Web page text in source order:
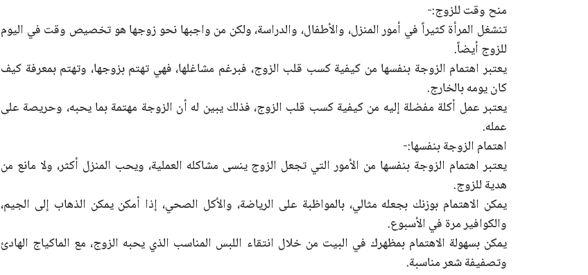
منح وقت للزوج:-
تنشغل المرأة كثيراً في أمور المنزل، والأطفال، والدراسة، ولكن من واجبها نحو زوجها هو تخصيص وقت في اليوم
للزوج أيضاً.
يعتبر اهتمام الزوجة بنفسها من كيفية كسب قلب الزوج، فبرغم مشاغلها، فهي تهتم بزوجها، وتهتم بمعرفة كيف
كان يومه بالخارج.
يعتبر عمل أكلة مفضلة إليه من كيفية كسب قلب الزوج، فذلك يبين له أن الزوجة مهتمة بما يحبه، وحريصة على
عمله.
اهتمام الزوجة بنفسها:-
يعتبر اهتمام الزوجة بنفسها من الأمور التي تجعل الزوج ينسى مشاكله العملية، ويحب المنزل أكثر، ولا مانع من
هدية للزوج.
يمكن الاهتمام بوزنك بجعله مثالي، بالمواظبة على الرياضة، والأكل الصحي، إذا أمكن يمكن الذهاب إلى الجيم،
والكوافير مرة في الأسبوع.
يمكن بسهولة الاهتمام بمظهرك في البيت من خلال انتقاء اللبس المناسب الذي يحبه الزوج، مع الماكياج الهادئ
وتصفيفة شعر مناسبة.